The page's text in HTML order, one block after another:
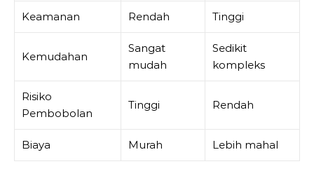
Keamanan Rendah Tinggi
Kemudahan
Sangat
mudah
Sedikit
kompleks
Risiko
Pembobolan
Tinggi Rendah
Biaya Murah Lebih mahal